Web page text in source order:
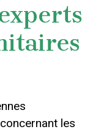
les